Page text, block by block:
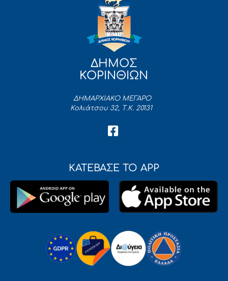
ΔΗΜΟΣ
ΚΟΡΙΝΘΙΩΝ
ΔΗΜΑΡΧΙΑΚΟ ΜΕΓΑΡΟ
Κολιάτσου 32, Τ.Κ. 20131
ΚΑΤΕΒΑΣΕ ΤΟ APP